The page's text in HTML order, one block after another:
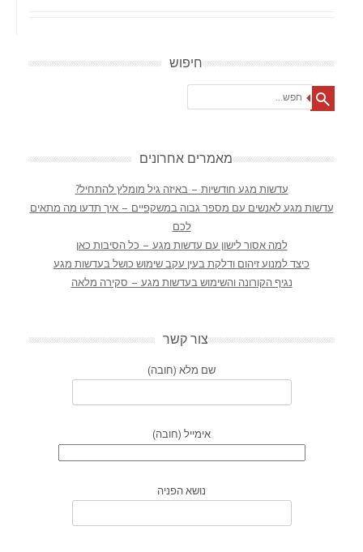
חיפוש
מאמרים אחרונים
עדשות מגע חודשיות – באיזה גיל מומלץ להתחיל?
עדשות מגע לאנשים עם מספר גבוה במשקפיים – איך תדעו מה מתאים
לכם
למה אסור לישון עם עדשות מגע – כל הסיבות כאן
כיצד למנוע זיהום ודלקת בעין עקב שימוש כושל בעדשות מגע
נגיף הקורונה והשימוש בעדשות מגע – סקירה מלאה
צור קשר
שם מלא (חובה)
אימייל (חובה)
נושא הפניה